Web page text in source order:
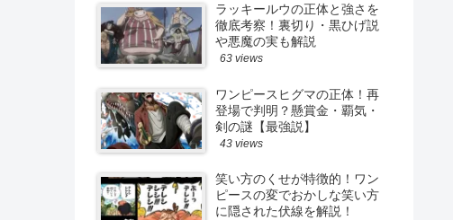
ラッキールウの正体と強さを
徹底考察！裏切り・黒ひげ説
や悪魔の実も解説
63 views
ワンピースヒグマの正体！再
登場で判明？懸賞金・覇気・
剣の謎【最強説】
43 views
笑い方のくせが特徴的！ワン
ピースの変でおかしな笑い方
に隠された伏線を解説！